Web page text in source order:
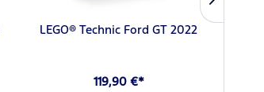
LEGO® Technic Ford GT 2022
119,90 €*